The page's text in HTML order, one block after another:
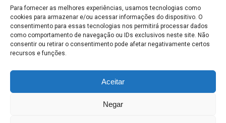
Para fornecer as melhores experiências, usamos tecnologias como
cookies para armazenar e/ou acessar informações do dispositivo. O
consentimento para essas tecnologias nos permitirá processar dados
como comportamento de navegação ou IDs exclusivos neste site. Não
consentir ou retirar o consentimento pode afetar negativamente certos
recursos e funções.
Aceitar
Negar
MAPA DO SITE
SEDE DO ADMINISTRATIVO MUNICIPAL - Avenida